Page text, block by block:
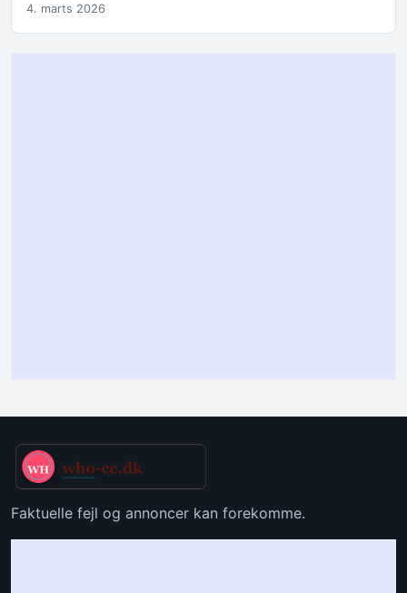
4. marts 2026
Faktuelle fejl og annoncer kan forekomme.